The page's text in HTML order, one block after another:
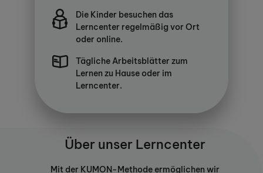
Die Kinder besuchen das
Lerncenter regelmäßig vor Ort
oder online.
Tägliche Arbeitsblätter zum
Lernen zu Hause oder im
Lerncenter.
Über unser Lerncenter
Mit der KUMON-Methode ermöglichen wir